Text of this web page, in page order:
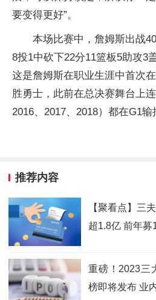
要变得更好”。
本场比赛中，詹姆斯出战
8投1中砍下22分11篮板5助攻3
这是詹姆斯在职业生涯中首次
胜勇士，此前在总决赛舞台上连
2016、2017、2018）都在G1输
推荐内容
【聚看点】三
超1.8亿 前年募
重磅！2023三
榜即将发布 业